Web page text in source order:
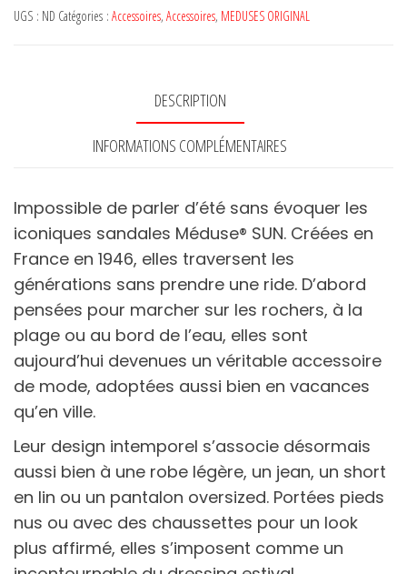
MEDUSES
UGS : ND Catégories : Accessoires, Accessoires, MEDUSES ORIGINAL
DESCRIPTION
INFORMATIONS COMPLÉMENTAIRES
Impossible de parler d’été sans évoquer les
iconiques sandales Méduse® SUN. Créées en
France en 1946, elles traversent les
générations sans prendre une ride. D’abord
pensées pour marcher sur les rochers, à la
plage ou au bord de l’eau, elles sont
aujourd’hui devenues un véritable accessoire
de mode, adoptées aussi bien en vacances
qu’en ville.
Leur design intemporel s’associe désormais
aussi bien à une robe légère, un jean, un short
en lin ou un pantalon oversized. Portées pieds
nus ou avec des chaussettes pour un look
plus affirmé, elles s’imposent comme un